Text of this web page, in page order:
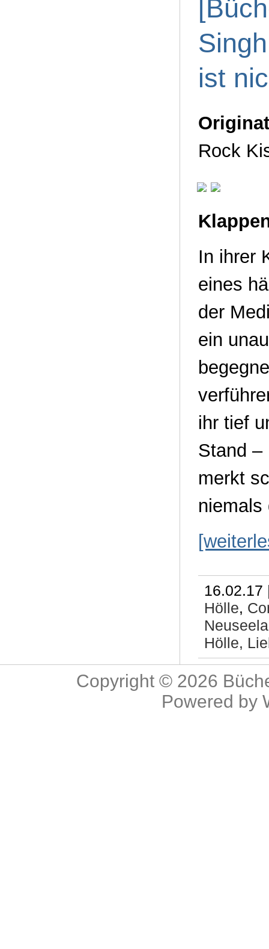
ist
Rock
In ihrer
eines
der
ein
ihr tief
Stand –
merkt
niemals
Hölle,
Hölle,
Copyright © 2026
Powered by